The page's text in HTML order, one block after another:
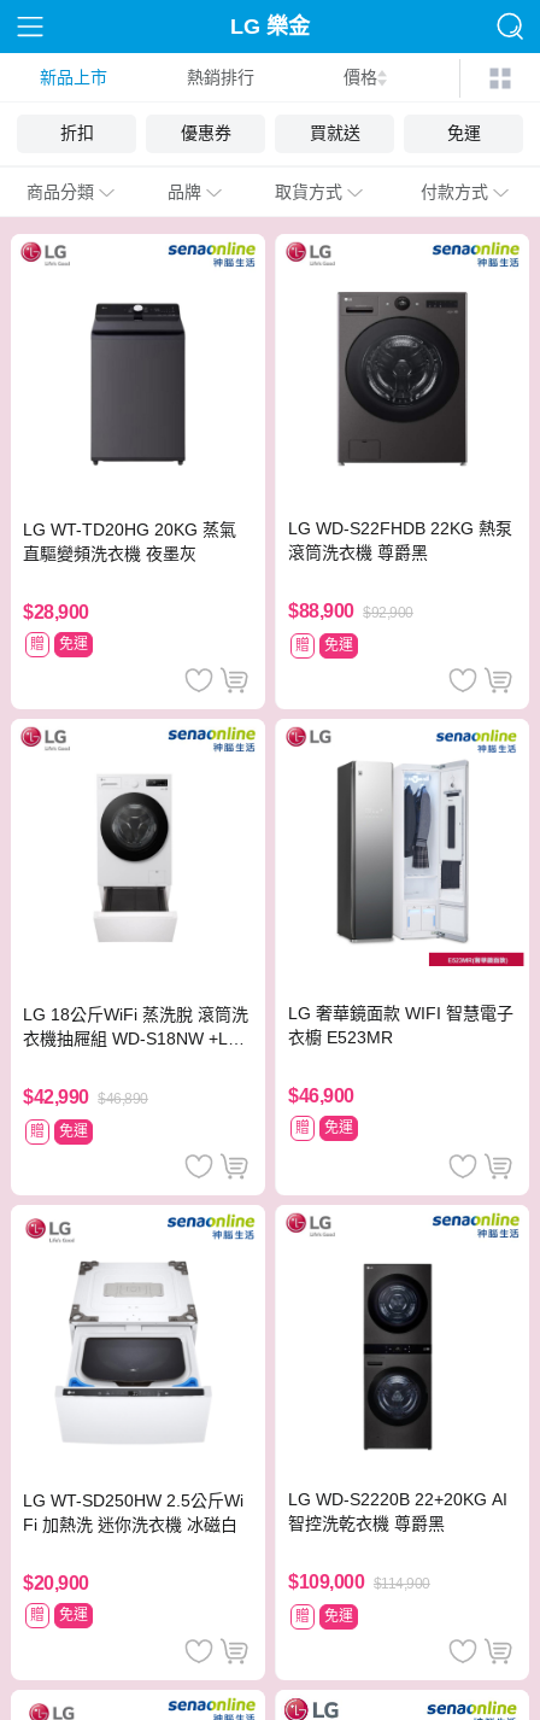
LG 樂金
新品上市 熱銷排行 價格
折扣 優惠券 買就送 免運
商品分類 品牌 取貨方式 付款方式
LG WT-TD20HG 20KG 蒸氣
直驅變頻洗衣機 夜墨灰
$28,900
贈 免運
LG WD-S22FHDB 22KG 熱泵
滾筒洗衣機 尊爵黑
$88,900 $92,900
贈
免運
LG 18公斤WiFi 蒸洗脫 滾筒洗
衣機抽屜組 WD-S18NW +LW
$42,990 $46,890
贈
免運
LG 奢華鏡面款 WIFI 智慧電子
衣櫥 E523MR
$46,900
贈 免運
LG WT-SD250HW 2.5公斤Wi
Fi 加熱洗 迷你洗衣機 冰磁白
$20,900
贈 免運
LG WD-S2220B 22+20KG AI
智控洗乾衣機 尊爵黑
$109,000 $114,900
贈
免運